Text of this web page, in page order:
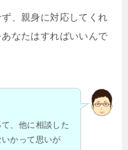
、親身に対応してくれ
なたはすればいいんで
、他に相談した
かって思いが